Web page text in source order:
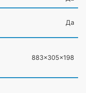
Да
883x305x198